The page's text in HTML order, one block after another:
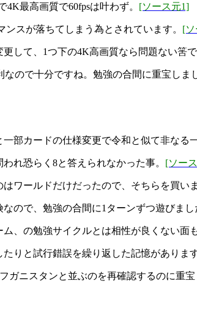
最高画質で60fpsは叶わず。 [ソース元1]
スが落ちてしまう為とされています。 [
して、1つ下の4K高画質なら問題ない筈
ので十分ですね。勉強の合間に重宝しま
部カードの仕様変更で令和と似て非なる
れ恐らく8と答えられなかった事。 [ソー
ワールドだけだったので、そちらを買い
ので、勉強の合間に1ターンずつ遊びまし
、の勉強サイクルとは相性が良くない面
りと試行錯誤を繰り返した記憶がありま
ガニスタンと並ぶのを再確認するのに重